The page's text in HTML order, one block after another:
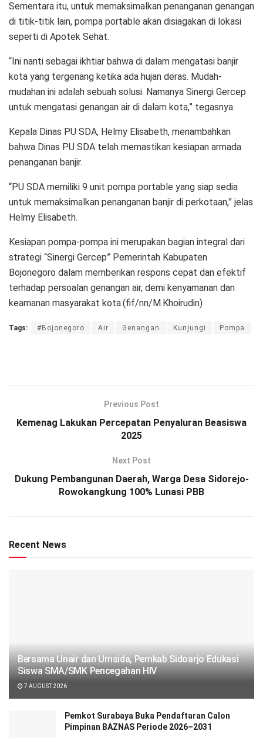
Sementara itu, untuk memaksimalkan penanganan genangan
di titik-titik lain, pompa portable akan disiagakan di lokasi
seperti di Apotek Sehat.
“Ini nanti sebagai ikhtiar bahwa di dalam mengatasi banjir
kota yang tergenang ketika ada hujan deras. Mudah-
mudahan ini adalah sebuah solusi. Namanya Sinergi Gercep
untuk mengatasi genangan air di dalam kota,” tegasnya.
Kepala Dinas PU SDA, Helmy Elisabeth, menambahkan
bahwa Dinas PU SDA telah memastikan kesiapan armada
penanganan banjir.
“PU SDA memiliki 9 unit pompa portable yang siap sedia
untuk memaksimalkan penanganan banjir di perkotaan,” jelas
Helmy Elisabeth.
Kesiapan pompa-pompa ini merupakan bagian integral dari
strategi “Sinergi Gercep” Pemerintah Kabupaten
Bojonegoro dalam memberikan respons cepat dan efektif
terhadap persoalan genangan air, demi kenyamanan dan
keamanan masyarakat kota.(fif/nn/M.Khoirudin)
Tags: #Bojonegoro Air Genangan Kunjungi Pompa
Previous Post
Kemenag Lakukan Percepatan Penyaluran Beasiswa
2025
Next Post
Dukung Pembangunan Daerah, Warga Desa Sidorejo-
Rowokangkung 100% Lunasi PBB
Recent News
Bersama Unair dan Umsida, Pemkab Sidoarjo Edukasi
Siswa SMA/SMK Pencegahan HIV
7 AUGUST 2026
Pemkot Surabaya Buka Pendaftaran Calon
Pimpinan BAZNAS Periode 2026–2031